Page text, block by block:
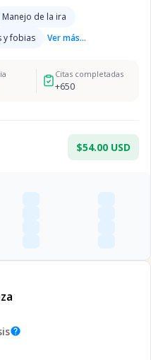
Manejo de la ira
y fobias Ver más...
Citas completadas
+650
$54.00 USD
help